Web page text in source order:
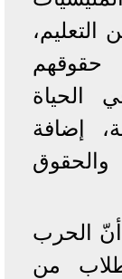
حقوقهم
الحياة
إضافة
والحقوق
الحرب
من